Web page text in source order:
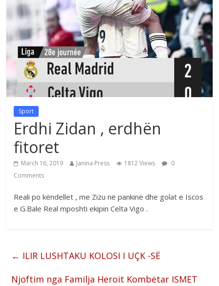
Sport
Erdhi Zidan , erdhën
fitoret
March 16, 2019 Janina Press 1812 Views
0
Comments
Reali po këndellet , me Zizu në pankinë dhe golat e Iscos
e G.Bale Real mposhti ekipin Celta Vigo .
← ILIR LUSHTAKU KOLOSI I UÇK -SË
Njoftim nga Familja Heroit Kombëtar ISMET